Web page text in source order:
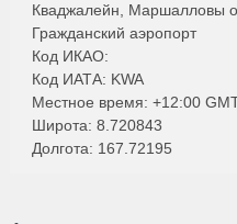
Кваджалейн, Маршалловы
Гражданский аэропорт
Код ИКАО:
Код ИАТА: KWA
Местное время: +12:00
Широта: 8.720843
Долгота: 167.72195